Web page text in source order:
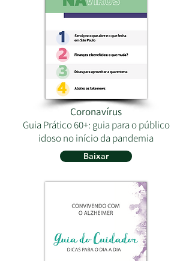
Coronavírus
Guia Prático 60+: guia para o público
idoso no início da pandemia
Baixar